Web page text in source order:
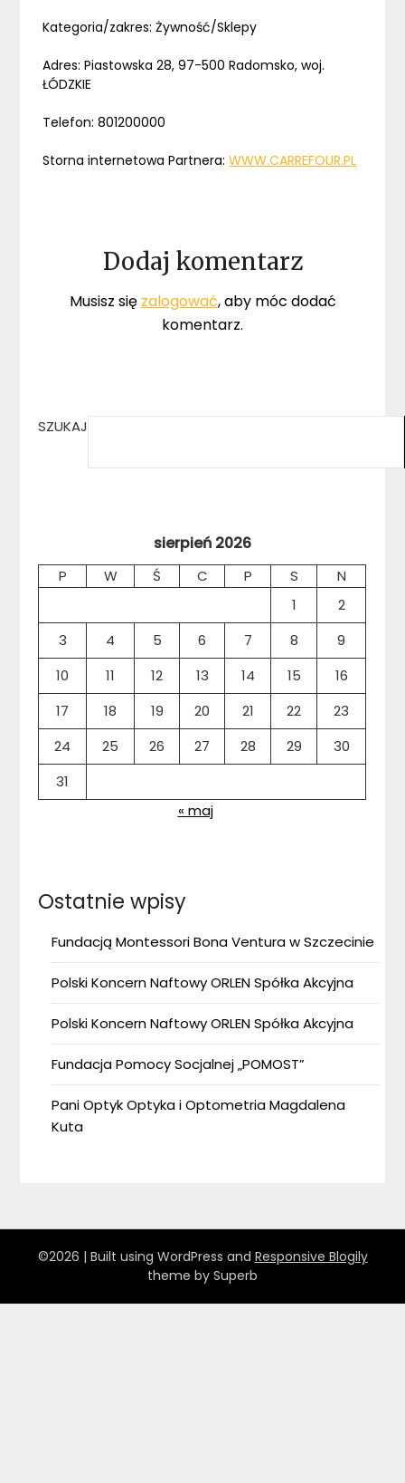
Kategoria/zakres: Żywność/Sklepy
Adres: Piastowska 28, 97-500 Radomsko, woj.
ŁÓDZKIE
Telefon: 801200000
Storna internetowa Partnera:WWW.CARREFOUR.PL
Dodaj komentarz
Musisz się zalogować, aby móc dodać
komentarz.
SZUKAJ
sierpień 2026
P W Ś C P S
N
1
2
3
4 5 6 7 8
9
10
11 12 13 14 15
16
17
18 19 20 21 22
23
24
25 26 27 28 29
30
31
« maj
Ostatnie wpisy
Fundacją Montessori Bona Ventura w Szczecinie
Polski Koncern Naftowy ORLEN Spółka Akcyjna
Polski Koncern Naftowy ORLEN Spółka Akcyjna
Fundacja Pomocy Socjalnej „POMOST”
Pani Optyk Optyka i Optometria Magdalena
Kuta
©2026 | Built using WordPress and Responsive Blogily
theme by Superb